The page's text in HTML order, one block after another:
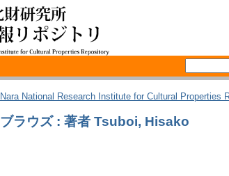
Nara National Research Institute for Cultural Properties
ブラウズ : 著者 Tsuboi, Hisako